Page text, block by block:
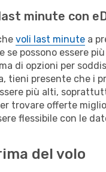
minute con
voli last minute a
se possono essere
di opzioni per
tieni presente che i
più alti,
trovare offerte
flessibile con le
del volo